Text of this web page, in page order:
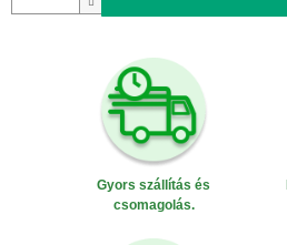
Gyors szállítás és
csomagolás.